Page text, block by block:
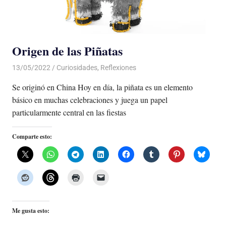
Origen de las Piñatas
13/05/2022 De todo un Poco
Curiosidades, Reflexiones
Se originó en China Hoy en día, la piñata es un elemento
básico en muchas celebraciones y juega un papel
particularmente central en las fiestas
Comparte esto:
Me gusta esto: